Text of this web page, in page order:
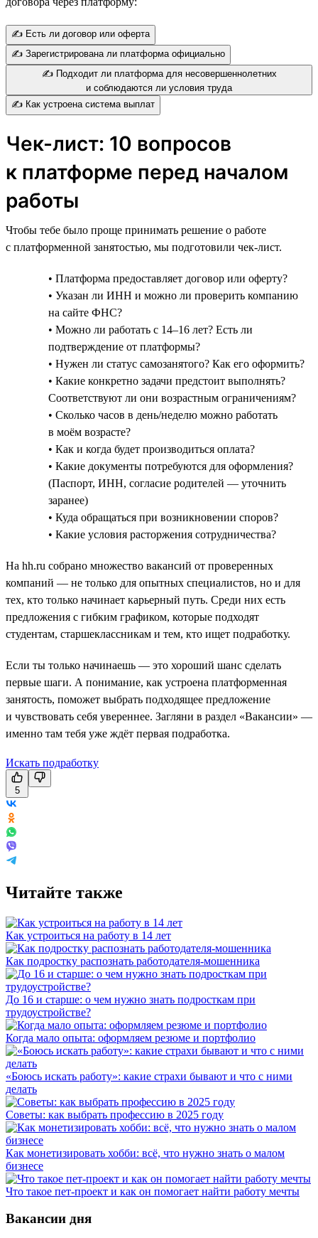
✍️ Есть ли договор или оферта
✍️ Зарегистрирована ли платформа официально
✍️ Подходит ли платформа для несовершеннолетних
и соблюдаются ли условия труда
✍️ Как устроена система выплат
Чек-лист: 10 вопросов
к платформе перед началом
работы
Чтобы тебе было проще принимать решение о работе
с платформенной занятостью, мы подготовили чек-лист.
• Платформа предоставляет договор или оферту?
• Указан ли ИНН и можно ли проверить компанию
на сайте ФНС?
• Можно ли работать с 14–16 лет? Есть ли
подтверждение от платформы?
• Нужен ли статус самозанятого? Как его оформить?
• Какие конкретно задачи предстоит выполнять?
Соответствуют ли они возрастным ограничениям?
• Сколько часов в день/неделю можно работать
в моём возрасте?
• Как и когда будет производиться оплата?
• Какие документы потребуются для оформления?
(Паспорт, ИНН, согласие родителей — уточнить
заранее)
• Куда обращаться при возникновении споров?
• Какие условия расторжения сотрудничества?
На hh.ru собрано множество вакансий от проверенных
компаний — не только для опытных специалистов, но и для
тех, кто только начинает карьерный путь. Среди них есть
предложения с гибким графиком, которые подходят
студентам, старшеклассникам и тем, кто ищет подработку.
Если ты только начинаешь — это хороший шанс сделать
первые шаги. А понимание, как устроена платформенная
занятость, поможет выбрать подходящее предложение
и чувствовать себя увереннее. Загляни в раздел «Вакансии» —
именно там тебя уже ждёт первая подработка.
Искать подработку
5
Читайте также
Как устроиться на работу в 14 лет
Как подростку распознать работодателя-мошенника
До 16 и старше: о чем нужно знать подросткам при
трудоустройстве?
Когда мало опыта: оформляем резюме и портфолио
«Боюсь искать работу»: какие страхи бывают и что с ними
делать
Советы: как выбрать профессию в 2025 году
Как монетизировать хобби: всё, что нужно знать о малом
бизнесе
Что такое пет-проект и как он помогает найти работу мечты
Вакансии дня